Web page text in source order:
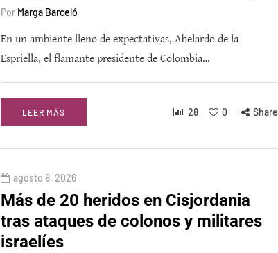
Por Marga Barceló
En un ambiente lleno de expectativas, Abelardo de la
Espriella, el flamante presidente de Colombia…
LEER MÁS 28 0 Share
agosto 8, 2026
Más de 20 heridos en Cisjordania
tras ataques de colonos y militares
israelíes